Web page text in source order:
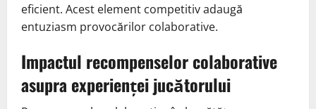
eficient. Acest element competitiv adaugă
entuziasm provocărilor colaborative.
Impactul recompenselor colaborative
asupra experienței jucătorului